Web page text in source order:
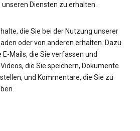
Diensten zu erhalten.
die Sie bei der Nutzung unserer
oder von anderen erhalten. Dazu
Mails, die Sie verfassen und
die Sie speichern, Dokumente
und Kommentare, die Sie zu